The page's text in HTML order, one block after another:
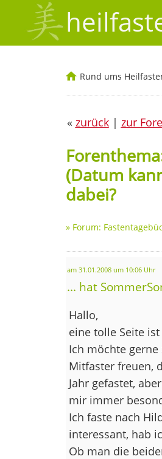
Rund ums
« zurück| zur
(Datum
dabei?
» Forum:
am 31.01.2008 um 10:06 Uhr
... hat
Hallo,
eine tolle Seite
Ich möchte
Mitfaster freuen,
Jahr gefastet,
mir immer
Ich faste nach
interessant, hab
Ob man die